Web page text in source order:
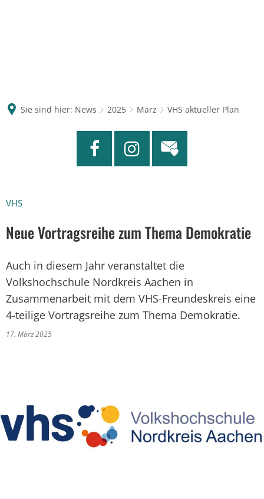
Sie sind hier: News 2025 März VHS aktueller Plan
VHS
Neue Vortragsreihe zum Thema Demokratie
Auch in diesem Jahr veranstaltet die
Volkshochschule Nordkreis Aachen in
Zusammenarbeit mit dem VHS-Freundeskreis eine
4-teilige Vortragsreihe zum Thema Demokratie.
17. März 2025